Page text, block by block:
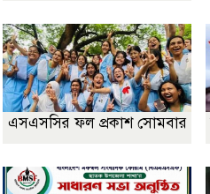
এসএসসির ফল প্রকাশ সোমবার